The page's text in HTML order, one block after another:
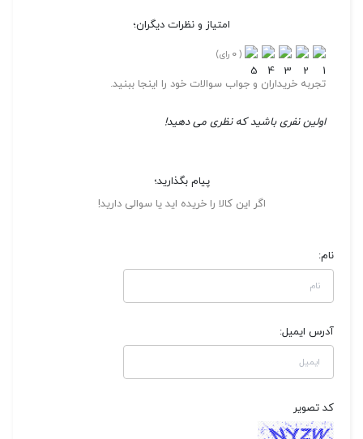
امتیاز و نظرات دیگران؛
(
0 رای)
تجربه خریداران و جواب سوالات خود را اینجا ببنید.
اولین نفری باشید که نظری می دهید!
پیام بگذارید؛
اگر این کالا را خریده اید یا سوالی دارید!
نام:
آدرس ایمیل:
کد تصویر